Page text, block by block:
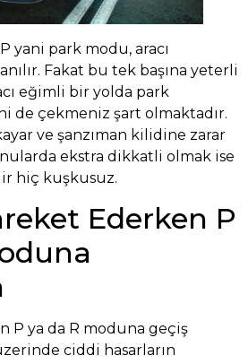
yani park modu, aracı
Fakat bu tek başına yeterli
eğimli bir yolda park
de çekmeniz şart olmaktadır.
ve şanzıman kilidine zarar
ekstra dikkatli olmak ise
hiç kuşkusuz.
Ederken P
P ya da R moduna geçiş
ciddi hasarların